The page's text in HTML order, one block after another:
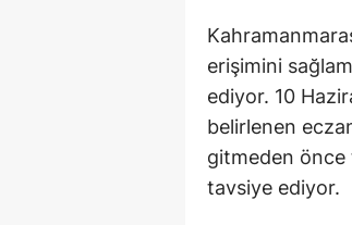
erişimini
ediyor. 10
belirlenen
gitmeden
tavsiye ediyor.